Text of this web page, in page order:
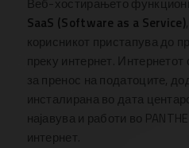
Веб-хостирањето
SaaS (Software as a Service)
корисникот пристапува до
преку интернет.
за пренос на податоците,
инсталирана во дата
најавува и работи во
интернет.